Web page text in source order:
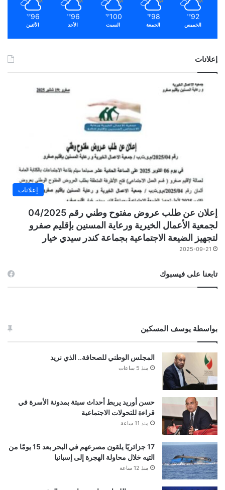
92
℉
الخميس
98
℉
الجمعة
100
℉
السبت
96
℉
الأحد
96
℉
الأثنين
إعلانات
إعلانات
إعلان عن طلب عروض مفتوح وطني رقم 04/2025
لجمعية الأعمال الخيرية ورعاية المسنين بإقليم صفرو
لتجهيز الضيعة الاجتماعية بجماعة كندر سيدي خيار
2025-09-21
تابعنا على فيسبوك
بواسطة يوسف المسكين
المجلس الوطني للصحافة.. الذي نريد
منذ 5 ساعات
حسن أوريد يربط أحداث سبتة بمدونة الأسرة في
قراءة للتحولات الاجتماعية
منذ 11 ساعة
17 جزائريًا يلقون مصرعهم في البحر بعد 15 يومًا من
التيه خلال محاولة الهجرة إلى إسبانيا
منذ 12 ساعة